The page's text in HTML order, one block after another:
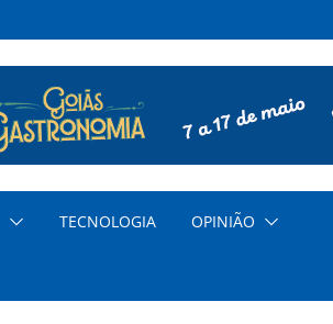
TECNOLOGIA OPINIÃO